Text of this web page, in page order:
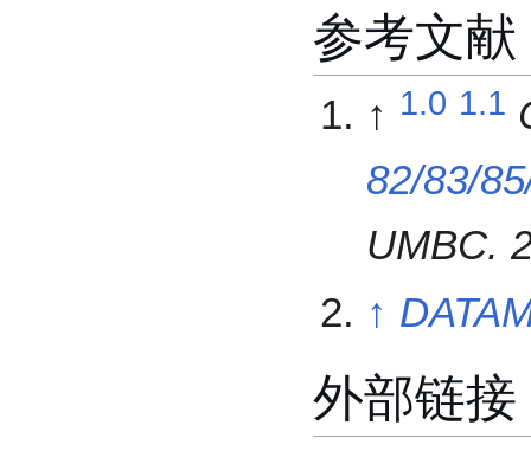
参考文献
↑ 1.0 1.1
82/83/
UMBC.
↑
外部链接